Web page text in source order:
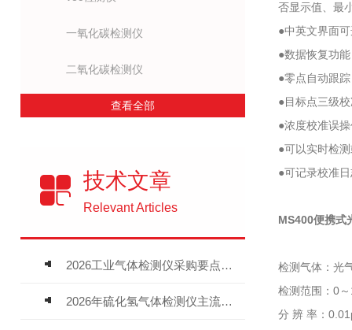
一氧化碳检测仪
二氧化碳检测仪
查看全部
技术文章
Relevant Articles
2026工业气体检测仪采购要点：如何分辨固定式、复合、泵吸式检测仪优劣
2026年硫化氢气体检测仪主流品牌盘点及选型硬性要求
否显示值、最
●中英文界面
●数据恢复功
●零点自动跟
●目标点三级
●浓度校准误
●可以实时检
●可记录校准
MS400便携式
检测气体：光
检测范围：0
分 辨 率：